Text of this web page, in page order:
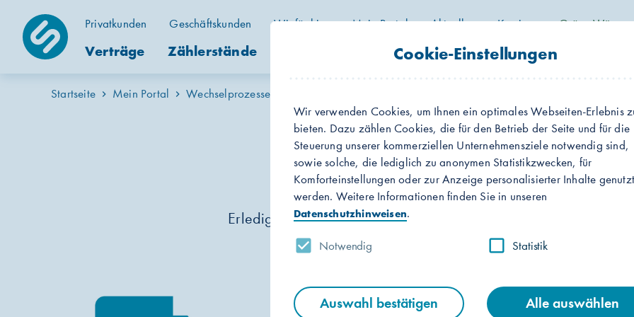
Cookie-Einstellungen
Wir verwenden Cookies, um Ihnen ein optimales Webseiten-Erlebnis
bieten. Dazu zählen Cookies, die für den Betrieb der Seite und für die
Steuerung unserer kommerziellen Unternehmensziele notwendig sind,
sowie solche, die lediglich zu anonymen Statistikzwecken, für
Komforteinstellungen oder zur Anzeige personalisierter Inhalte genutzt
werden. Weitere Informationen finden Sie in unseren
Datenschutzhinweisen.
Notwendig Statistik
Auswahl bestätigen Alle auswählen
Privatkunden Geschäftskunden Wir für hier Mein Portal
Verträge Zählerstände Wechselprozesse Mitteilungen
Aktuelles Karriere Grüne Wärme
Startseite Mein Portal Wechselprozesse
Wechselprozesse
Erledigen Sie alle Wechselprozesse einfach und schnell. Ohne
übermitteln Sie uns alles Wichtige.